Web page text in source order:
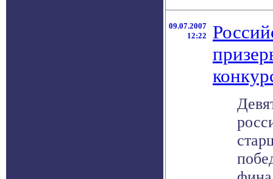
09.07.2007
12:22